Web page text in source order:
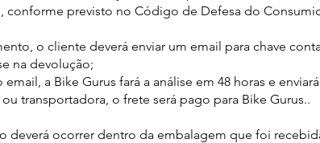
conforme previsto no Código de Defesa do
o cliente deverá enviar um email para chave
na devolução;
a Bike Gurus fará a análise em 48 horas e
transportadora, o frete será pago para Bike Gurus..
deverá ocorrer dentro da embalagem que foi